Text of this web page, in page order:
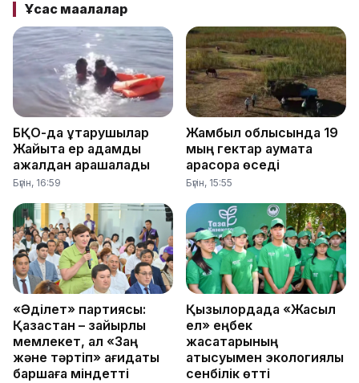
Ұқсас мақалалар
БҚО-да құтқарушылар
Жайықта ер адамды
ажалдан арашалады
Бүгін, 16:59
Жамбыл облысында 19
мың гектар аумақта
қарасора өседі
Бүгін, 15:55
«Әділет» партиясы:
Қазақстан – зайырлы
мемлекет, ал «Заң
және тәртіп» қағидаты
баршаға міндетті
Қызылордада «Жасыл
ел» еңбек
жасақтарының
қатысуымен экологиялық
сенбілік өтті